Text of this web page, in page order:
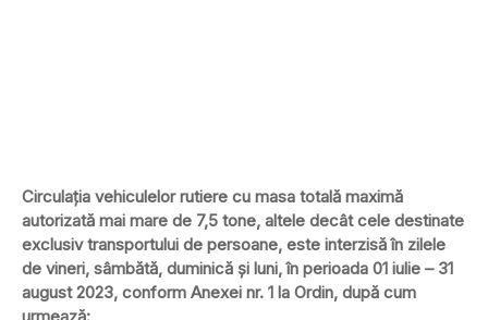
Circulaţia vehiculelor rutiere cu masa totală maximă
autorizată mai mare de 7,5 tone, altele decât cele destinate
exclusiv transportului de persoane, este interzisă în zilele
de vineri, sâmbătă, duminică și luni, în perioada 01 iulie – 31
august 2023, conform Anexei nr. 1 la Ordin, după cum